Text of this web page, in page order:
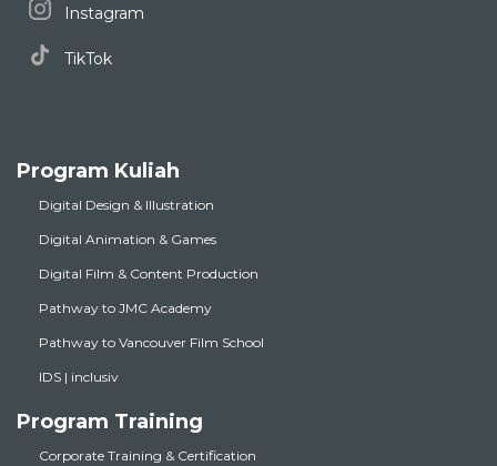
Instagram
TikTok
Program Kuliah
Digital Design & Illustration
Digital Animation & Games
Digital Film & Content Production
Pathway to JMC Academy
Pathway to Vancouver Film School
IDS | inclusiv
Program Training
Corporate Training & Certification